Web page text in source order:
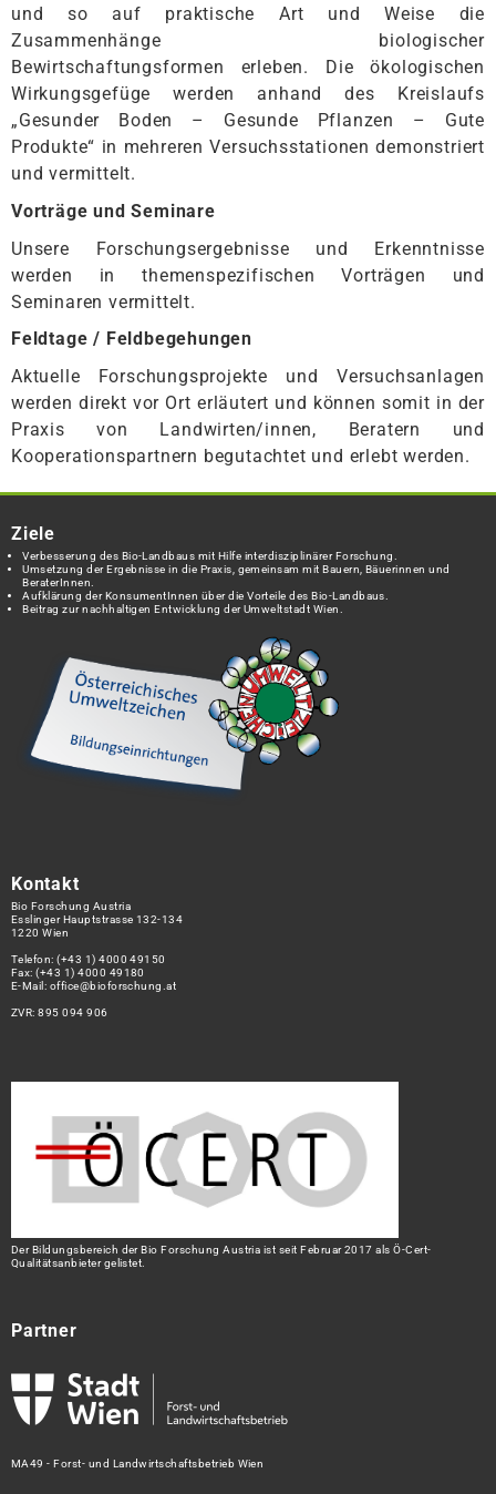
und so auf praktische Art und Weise die
Zusammenhänge biologischer
Bewirtschaftungsformen erleben. Die ökologischen
Wirkungsgefüge werden anhand des Kreislaufs
„Gesunder Boden – Gesunde Pflanzen – Gute
Produkte“ in mehreren Versuchsstationen demonstriert
und vermittelt.
Vorträge und Seminare
Unsere Forschungsergebnisse und Erkenntnisse
werden in themenspezifischen Vorträgen und
Seminaren vermittelt.
Feldtage / Feldbegehungen
Aktuelle Forschungsprojekte und Versuchsanlagen
werden direkt vor Ort erläutert und können somit in der
Praxis von Landwirten/innen, Beratern und
Kooperationspartnern begutachtet und erlebt werden.
Ziele
Verbesserung des Bio-Landbaus mit Hilfe interdisziplinärer Forschung.
Umsetzung der Ergebnisse in die Praxis, gemeinsam mit Bauern, Bäuerinnen und
BeraterInnen.
Aufklärung der KonsumentInnen über die Vorteile des Bio-Landbaus.
Beitrag zur nachhaltigen Entwicklung der Umweltstadt Wien.
Kontakt
Bio Forschung Austria
Esslinger Hauptstrasse 132-134
1220 Wien
Telefon:(+43 1) 4000 49150
Fax: (+43 1) 4000 49180
E-Mail: office@bioforschung.at
ZVR: 895 094 906
Der Bildungsbereich der Bio Forschung Austria ist seit Februar 2017 als Ö-Cert-
Qualitätsanbieter gelistet.
Partner
MA49 - Forst- und Landwirtschaftsbetrieb Wien